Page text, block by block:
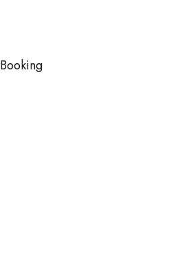
Booking